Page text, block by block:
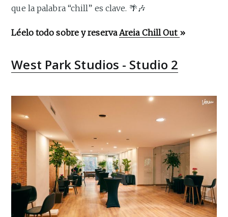
que la palabra “chill” es clave. 🌴🎶
Léelo todo sobre y reservaAreia Chill Out »
West Park Studios - Studio 2